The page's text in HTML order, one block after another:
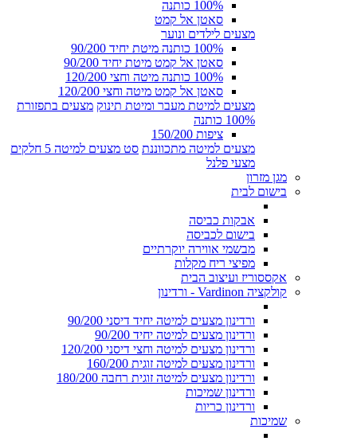
100% כותנה
סאטן אל קמט
מצעים לילדים ונוער
100% כותנה מיטת יחיד 90/200
סאטן אל קמט מיטת יחיד 90/200
100% כותנה מיטה וחצי 120/200
סאטן אל קמט מיטה וחצי 120/200
מצעים למיטת מעבר ומיטת תינוק מצעים בתפזורת
100% כותנה
ציפות 150/200
מצעים למיטה מתכווננת סט מצעים למיטה 5 חלקים
מצעי פלנל
מגן מזרון
בישום לבית
אבקות כביסה
בישום לכביסה
מבשמי אווירה יוקרתיים
מפיצי ריח מקלות
אקססוריז ועיצוב הבית
קולקציה Vardinon - ורדינון
ורדינון מצעים למיטה יחיד דיסני 90/200
ורדינון מצעים למיטה יחיד 90/200
ורדינון מצעים למיטה וחצי דיסני 120/200
ורדינון מצעים למיטה זוגית 160/200
ורדינון מצעים למיטה זוגית רחבה 180/200
ורדינון שמיכות
ורדינון כריות
שמיכות